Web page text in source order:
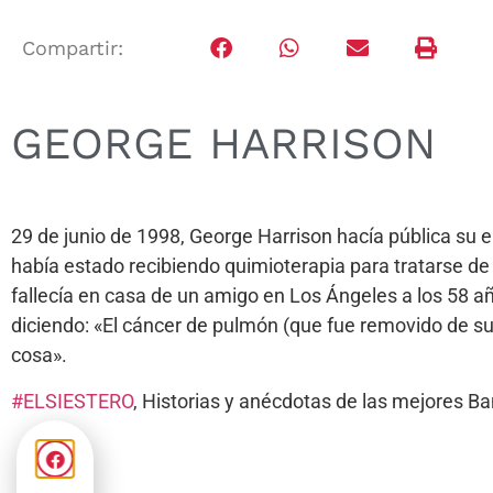
Compartir:
GEORGE HARRISON
29 de junio de 1998, George Harrison hacía pública
había estado recibiendo quimioterapia para tratarse
fallecía en casa de un amigo en Los Ángeles a los 58
diciendo: «El cáncer de pulmón (que fue removido de
cosa».
#ELSIESTERO, Historias y anécdotas de las mejores